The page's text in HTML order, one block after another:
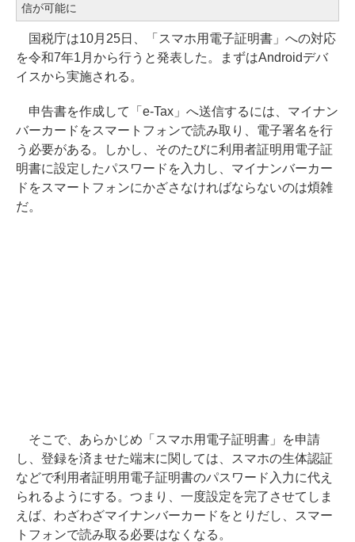
信が可能に
国税庁は10月25日、「スマホ用電子証明書」への対応
を令和7年1月から行うと発表した。まずはAndroidデバ
イスから実施される。
申告書を作成して「e-Tax」へ送信するには、マイナン
バーカードをスマートフォンで読み取り、電子署名を行
う必要がある。しかし、そのたびに利用者証明用電子証
明書に設定したパスワードを入力し、マイナンバーカー
ドをスマートフォンにかざさなければならないのは煩雑
だ。
そこで、あらかじめ「スマホ用電子証明書」を申請
し、登録を済ませた端末に関しては、スマホの生体認証
などで利用者証明用電子証明書のパスワード入力に代え
られるようにする。つまり、一度設定を完了させてしま
えば、わざわざマイナンバーカードをとりだし、スマー
トフォンで読み取る必要はなくなる。